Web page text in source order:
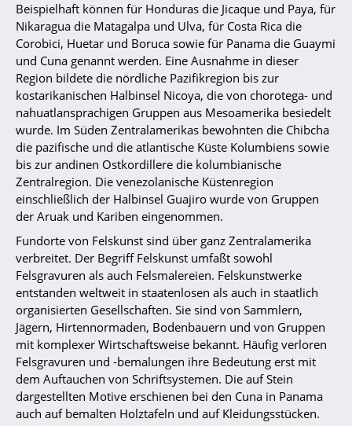
Beispielhaft können für Honduras die Jicaque und Paya, für
Nikaragua die Matagalpa und Ulva, für Costa Rica die
Corobici, Huetar und Boruca sowie für Panama die Guaymi
und Cuna genannt werden. Eine Ausnahme in dieser
Region bildete die nördliche Pazifikregion bis zur
kostarikanischen Halbinsel Nicoya, die von chorotega- und
nahuatlansprachigen Gruppen aus Mesoamerika besiedelt
wurde. Im Süden Zentralamerikas bewohnten die Chibcha
die pazifische und die atlantische Küste Kolumbiens sowie
bis zur andinen Ostkordillere die kolumbianische
Zentralregion. Die venezolanische Küstenregion
einschließlich der Halbinsel Guajiro wurde von Gruppen
der Aruak und Kariben eingenommen.
Fundorte von Felskunst sind über ganz Zentralamerika
verbreitet. Der Begriff Felskunst umfaßt sowohl
Felsgravuren als auch Felsmalereien. Felskunstwerke
entstanden weltweit in staatenlosen als auch in staatlich
organisierten Gesellschaften. Sie sind von Sammlern,
Jägern, Hirtennormaden, Bodenbauern und von Gruppen
mit komplexer Wirtschaftsweise bekannt. Häufig verloren
Felsgravuren und -bemalungen ihre Bedeutung erst mit
dem Auftauchen von Schriftsystemen. Die auf Stein
dargestellten Motive erschienen bei den Cuna in Panama
auch auf bemalten Holztafeln und auf Kleidungsstücken.